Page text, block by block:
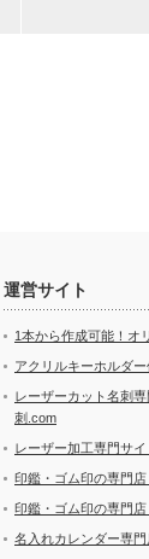
運営サイト
1本から作成可能！オ
アクリルキーホルダ
レーザーカット名刺
刺.com
レーザー加工専門サイ
印鑑・ゴム印の専門
印鑑・ゴム印の専門
名入れカレンダー専